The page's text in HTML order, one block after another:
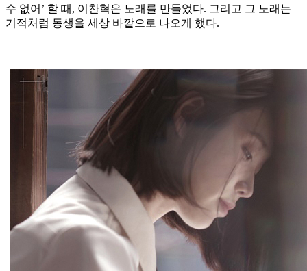
수 없어’ 할 때, 이찬혁은 노래를 만들었다. 그리고 그 노래는
기적처럼 동생을 세상 바깥으로 나오게 했다.